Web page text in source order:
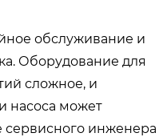
обслуживание и
Оборудование для
сложное, и
насоса может
сервисного инженера